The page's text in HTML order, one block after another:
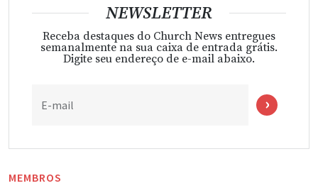
NEWSLETTER
Receba destaques do Church News entregues
semanalmente na sua caixa de entrada grátis.
Digite seu endereço de e-mail abaixo.
E-mail
MEMBROS